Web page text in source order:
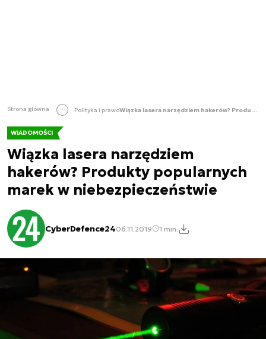
Strona główna Polityka i prawo Wiązka lasera narzędziem hakerów? Produkty popularnych marek w niebezpieczeństwie
WIADOMOŚCI
Wiązka lasera narzędziem
hakerów? Produkty popularnych
marek w niebezpieczeństwie
CyberDefence2406.11.2019 1 min.